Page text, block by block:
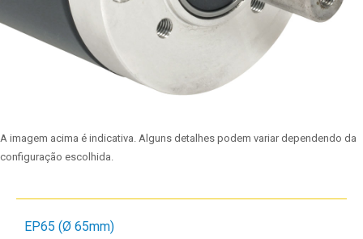
A imagem acima é indicativa. Alguns detalhes podem variar dependendo da
configuração escolhida.
EP65 (Ø 65mm)